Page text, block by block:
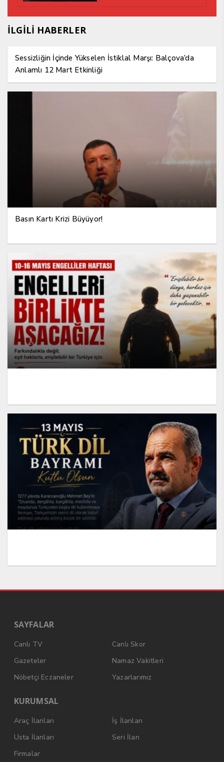
İLGİLİ HABERLER
Sessizliğin İçinde Yükselen İstiklal Marşı: Balçova’da
Anlamlı 12 Mart Etkinliği
Basın Kartı Krizi Büyüyor!
SAYFALAR
Canlı TV
Canlı Skor
Gazeteler
Namaz Vakitleri
Nöbetçi Eczaneler
Yazarlarımız
KURUMSAL
Araç İlanları
İş İlanları
Usta İlanları
Seri İlan
Firmalar